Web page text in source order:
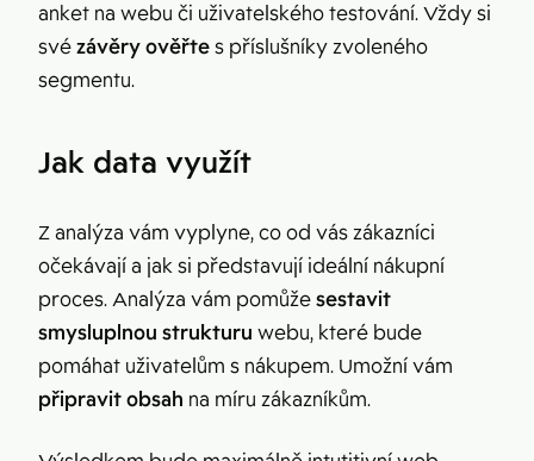
anket na webu či uživatelského testování. Vždy si
svézávěry ověřtes příslušníky zvoleného
segmentu.
Jak data využít
Z analýza vám vyplyne, co od vás zákazníci
očekávají a jak si představují ideální nákupní
proces. Analýza vám pomůžesestavit
smysluplnou strukturu webu, které bude
pomáhat uživatelům s nákupem. Umožní vám
připravit obsah na míru zákazníkům.